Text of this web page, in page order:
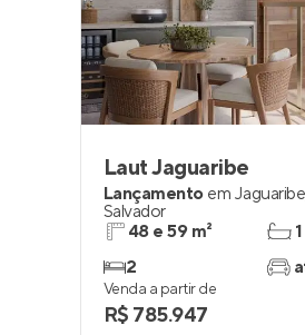
Laut Jaguaribe
Lançamento em Jaguaribe
Salvador
48 e 59 m²
2
Venda a partir de
R$ 785.947